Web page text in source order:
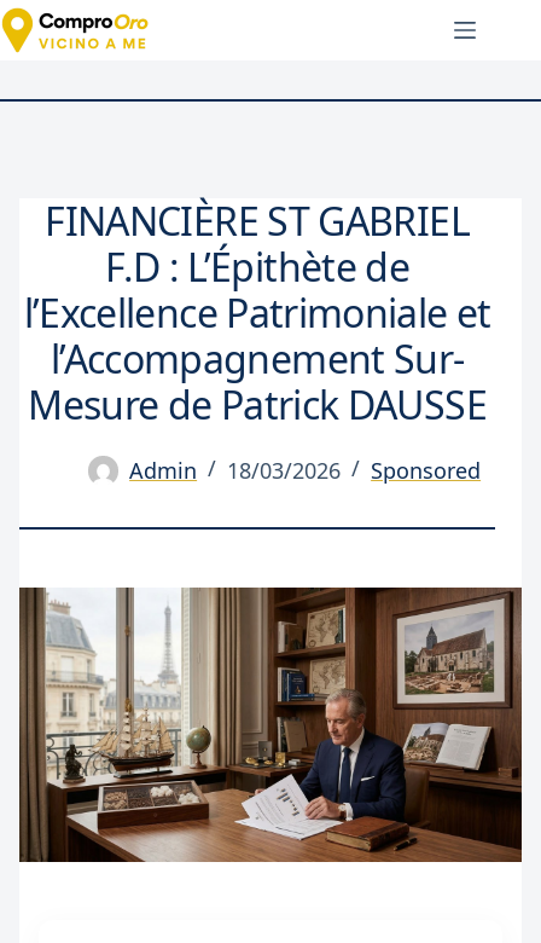
Salta
al
FINANCIÈRE ST GABRIEL
F.D : L’Épithète de
l’Excellence Patrimoniale et
l’Accompagnement Sur-
Mesure de Patrick DAUSSE
Admin 18/03/2026 Sponsored